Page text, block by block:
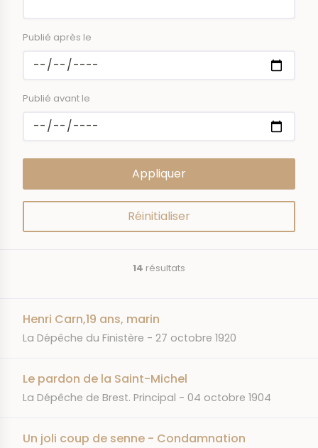
Publié après le
Publié avant le
14 résultats
Henri Carn,19 ans, marin
JOURNAL
La Dépêche du Finistère DATE
27 octobre 1920
Le pardon de la Saint-Michel
JOURNAL
La Dépêche de Brest. Principal DATE
04 octobre 1904
Un joli coup de senne - Condamnation